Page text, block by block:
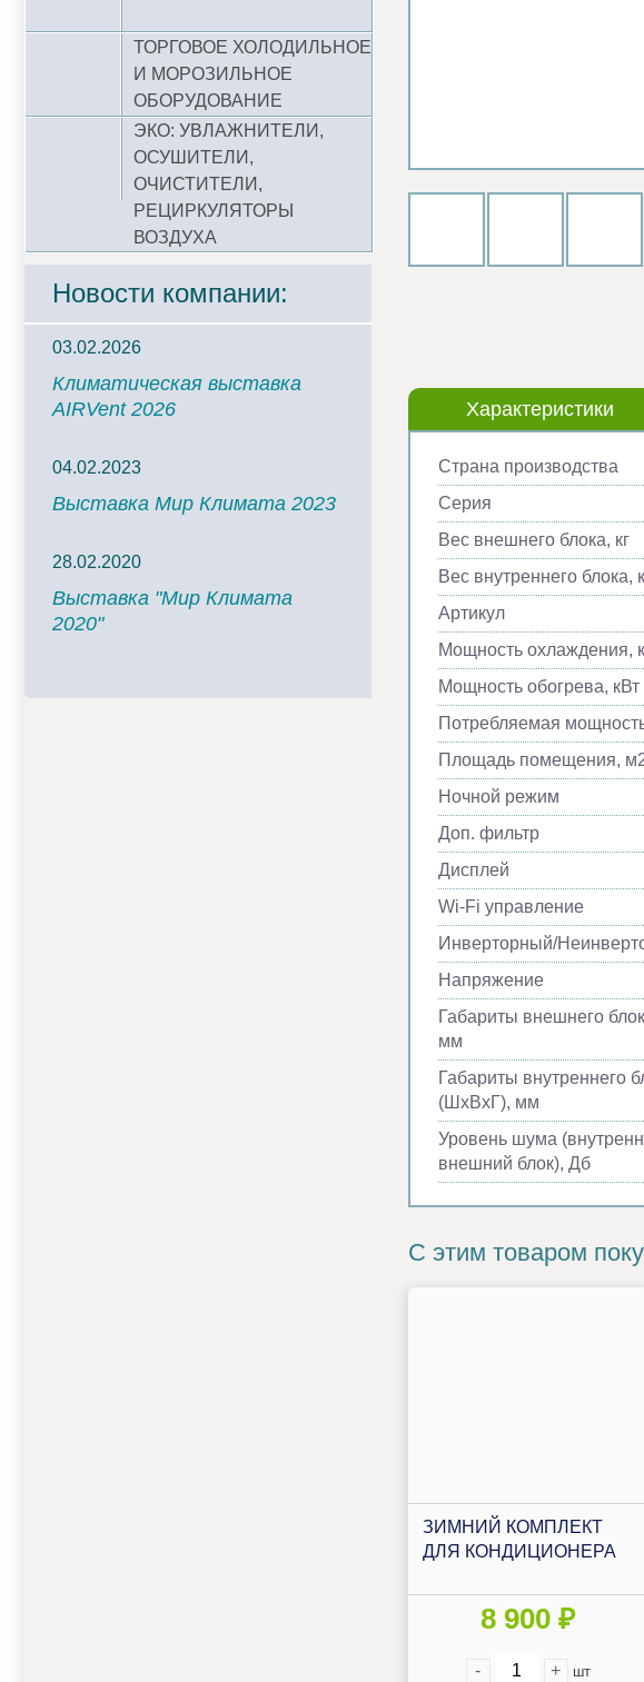
ТОРГОВОЕ ХОЛОДИЛЬНОЕ
И МОРОЗИЛЬНОЕ
ОБОРУДОВАНИЕ
ЭКО: УВЛАЖНИТЕЛИ,
ОСУШИТЕЛИ,
ОЧИСТИТЕЛИ,
РЕЦИРКУЛЯТОРЫ
ВОЗДУХА
Новости компании:
03.02.2026
Климатическая выставка
AIRVent 2026
04.02.2023
Выставка Мир Климата 2023
28.02.2020
Выставка "Мир Климата
2020"
Характеристики
Страна производства
Серия
Вес внешнего блока, кг
Вес внутреннего блока,
Артикул
Мощность охлаждения,
Мощность обогрева, кВт
Потребляемая
Площадь помещения,
Ночной режим
Доп. фильтр
Дисплей
Wi-Fi управление
Инверторный/
Напряжение
Габариты внешнего
мм
Габариты внутреннего
(ШхВхГ), мм
Уровень шума
внешний блок), Дб
С этим товаром
ЗИМНИЙ КОМПЛЕКТ
ДЛЯ КОНДИЦИОНЕРА
8 900 ₽
- + шт